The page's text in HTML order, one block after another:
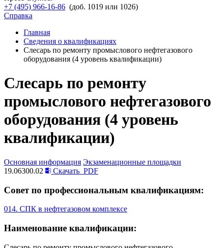
+7 (495) 966-16-86 (доб. 1019 или 1026)
Справка
Главная
Сведения о квалификациях
Слесарь по ремонту промыслового нефтегазового
оборудования (4 уровень квалификации)
Слесарь по ремонту
промыслового нефтегазового
оборудования (4 уровень
квалификации)
Основная информация Экзаменационные площадки
19.06300.02
Скачать PDF
Совет по профессиональным квалификациям:
014. СПК в нефтегазовом комплексе
Наименование квалификации: